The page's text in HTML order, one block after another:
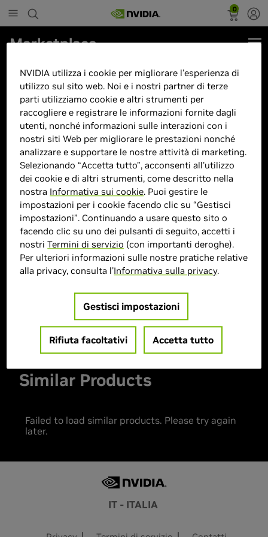
0
Marketplace
ASUS ROG Strix G16 Intel Core
i7-14650HX 16GB GeForce RTX
5060 1TB 16"Full HD+ Windows
11
> Display : 16POLLICI"| 1920 x 1080 |
> GPU : GeForce RTX 5060
> CPU : I7
> Dimensione memoria : 16GB DDR
> Storage :
1TB SSD
Prodotto esaurito
Similar Products
Failed to load similar products. Please try again
later.
IT - ITALIA
NVIDIA utilizza i cookie per migliorare l'esperienza di
utilizzo sul sito web. Noi e i nostri partner di terze
parti utilizziamo cookie e altri strumenti per
raccogliere e registrare le informazioni fornite dagli
utenti, nonché informazioni sulle interazioni con i
nostri siti Web per migliorare le prestazioni nonché
analizzare e supportare le nostre attività di marketing.
Selezionando “Accetta tutto”, acconsenti all'utilizzo
dei cookie e di altri strumenti, come descritto nella
nostra Informativa sui cookie. Puoi gestire le
impostazioni per i cookie facendo clic su “Gestisci
impostazioni”. Continuando a usare questo sito o
facendo clic su uno dei pulsanti di seguito, accetti i
nostriTermini di servizio (con importanti deroghe).
Per ulteriori informazioni sulle nostre pratiche relative
alla privacy, consulta l'Informativa sulla privacy.
Gestisci impostazioni
Rifiuta facoltativi Accetta tutto